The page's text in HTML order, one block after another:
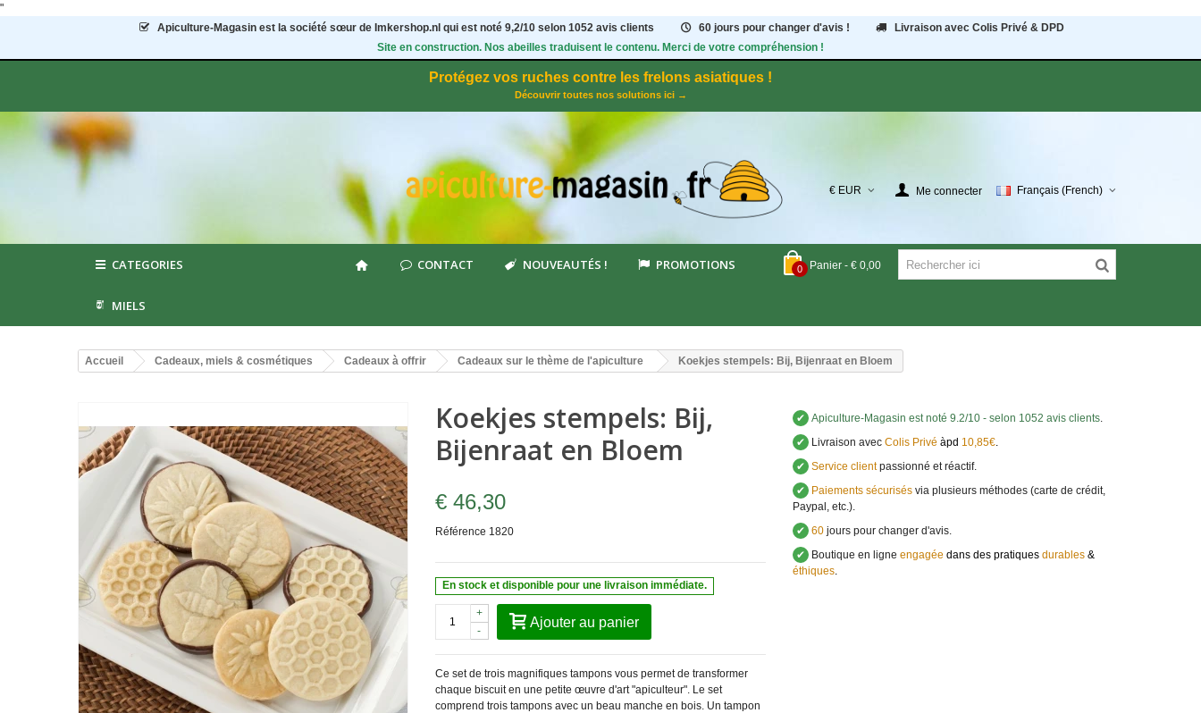
"
Apiculture-Magasin est la société sœur de Imkershop.nl qui est noté 9,2/10 selon 1052avis clients 60 jours pour changer d'avis !
Livraison avec Colis Privé & DPD
Site en construction. Nos abeilles traduisent le contenu. Merci de votre compréhension !
Protégez vos ruches contre les frelons asiatiques !
Découvrir toutes nos solutions ici →
€ EUR Me connecter Français (French)
0 Panier - € 0,00
CATEGORIES CONTACT NOUVEAUTÉS ! PROMOTIONS
MIELS
Accueil Cadeaux, miels & cosmétiques Cadeaux à offrir Cadeaux sur le thème de l'apiculture Koekjes stempels: Bij, Bijenraat en Bloem
Koekjes stempels: Bij,
Bijenraat en Bloem
€ 46,30
Référence 1820
En stock et disponible pour une livraison immédiate.
-
+
Ajouter au panier
Ce set de trois magnifiques tampons vous permet de transformer
chaque biscuit en une petite œuvre d'art "apiculteur". Le set
comprend trois tampons avec un beau manche en bois. Un tampon
✔ Apiculture-Magasin est noté 9.2/10 - selon 1052 avis clients.
✔ Livraison avecColis Privé àpd 10,85€.
✔ Service clientpassionné et réactif.
✔ Paiements sécurisésvia plusieurs méthodes (carte de crédit,
Paypal, etc.).
✔ 60jours pour changer d'avis.
✔ Boutique en ligne engagée dans des pratiques durables&
éthiques.